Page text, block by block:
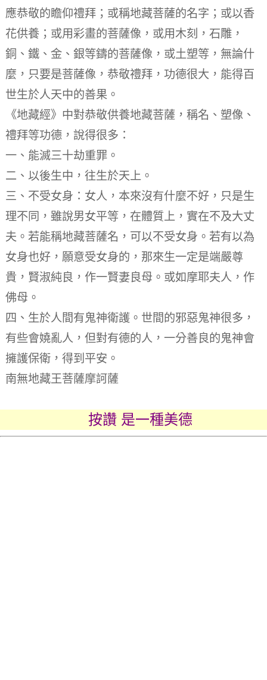
應恭敬的瞻仰禮拜；或稱地藏菩薩的名字；或以香
花供養；或用彩畫的菩薩像，或用木刻，石雕，
銅、鐵、金、銀等鑄的菩薩像，或土塑等，無論什
麼，只要是菩薩像，恭敬禮拜，功德很大，能得百
世生於人天中的善果。
《地藏經》中對恭敬供養地藏菩薩，稱名、塑像、
禮拜等功德，說得很多：
一、能滅三十劫重罪。
二、以後生中，往生於天上。
三、不受女身：女人，本來沒有什麼不好，只是生
理不同，雖說男女平等，在體質上，實在不及大丈
夫。若能稱地藏菩薩名，可以不受女身。若有以為
女身也好，願意受女身的，那來生一定是端嚴尊
貴，賢淑純良，作一賢妻良母。或如摩耶夫人，作
佛母。
四、生於人間有鬼神衛護。世間的邪惡鬼神很多，
有些會嬈亂人，但對有德的人，一分善良的鬼神會
擁護保衛，得到平安。
南無地藏王菩薩摩訶薩
按讚 是一種美德